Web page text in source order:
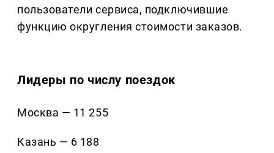
пользователи сервиса, подключившие
функцию округления стоимости заказов.
Лидеры по числу поездок
Москва — 11 255
Казань — 6 188